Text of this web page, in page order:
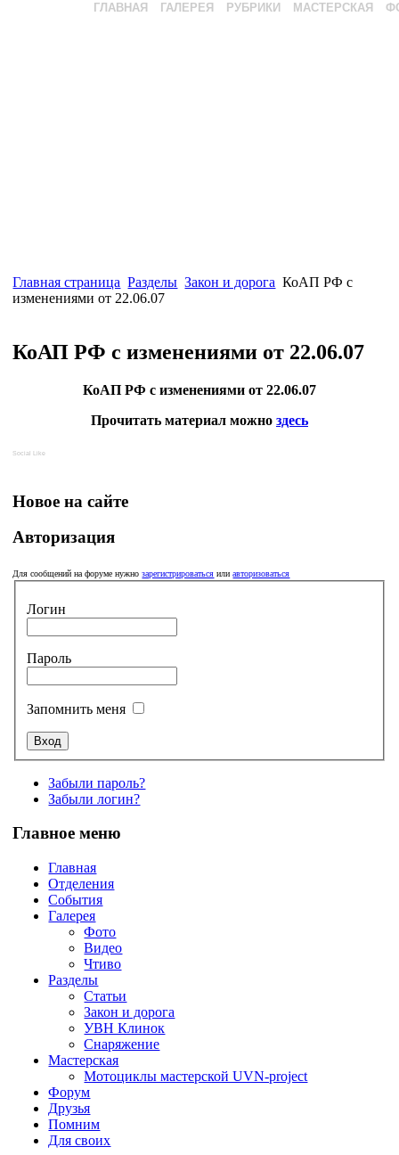
ГЛАВНАЯ ГАЛЕРЕЯ РУБРИКИ МАСТЕРСКАЯ
Главная страница Разделы Закон и дорога КоАП РФ с
изменениями от 22.06.07
КоАП РФ с изменениями от 22.06.07
КоАП РФ с изменениями от 22.06.07
Прочитать материал можно здесь
Social Like
Новое на сайте
Авторизация
Для сообщений на форуме нужнозарегистрироваться илиавторизоваться
Логин
Пароль
Запомнить меня
Забыли пароль?
Забыли логин?
Главное меню
Главная
Отделения
События
Галерея
Фото
Видео
Чтиво
Разделы
Статьи
Закон и дорога
УВН Клинок
Снаряжение
Мастерская
Мотоциклы мастерской UVN-project
Форум
Друзья
Помним
Для своих